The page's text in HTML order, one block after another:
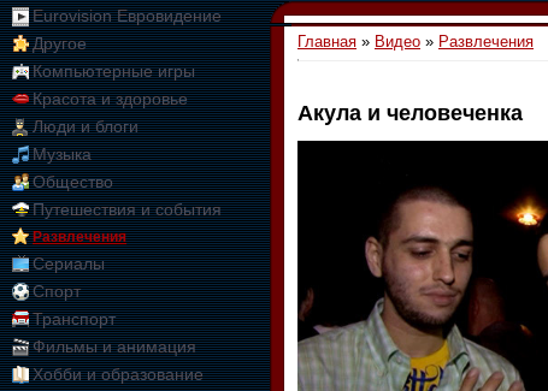
Eurovision Евровидение
Другое
Компьютерные игры
Красота и здоровье
Люди и блоги
Музыка
Общество
Путешествия и события
Развлечения
Сериалы
Спорт
Транспорт
Фильмы и анимация
Хобби и образование
Главная » Видео » Развлечения
Акула и человеченка